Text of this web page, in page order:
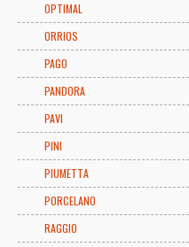
OPTIMAL
ORRIOS
PAGO
PANDORA
PAVI
PINI
PIUMETTA
PORCELANO
RAGGIO